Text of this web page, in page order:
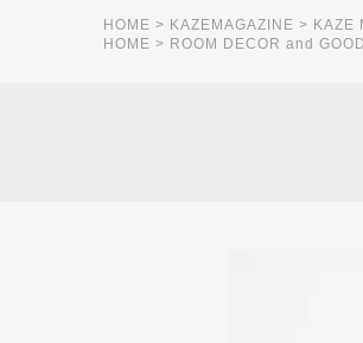
HOME > KAZEMAGAZINE > KAZE
HOME > ROOM DECOR and